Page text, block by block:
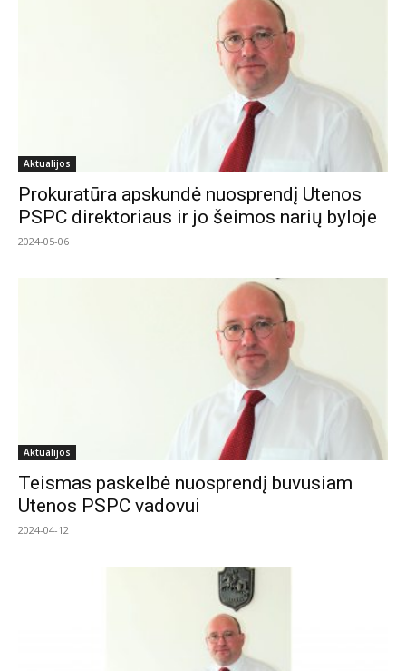
Aktualijos
Prokuratūra apskundė nuosprendį Utenos
PSPC direktoriaus ir jo šeimos narių byloje
2024-05-06
Aktualijos
Teismas paskelbė nuosprendį buvusiam
Utenos PSPC vadovui
2024-04-12